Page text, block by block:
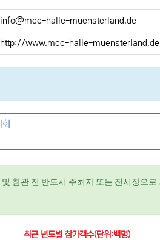
info@mcc-halle-muensterland.de
http://www.mcc-halle-muensterland.de
참관 전 반드시 주최자 또는 전시장으로
최근 년도별 참가객수(단위:백명)